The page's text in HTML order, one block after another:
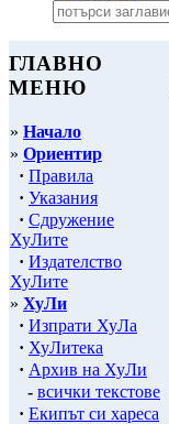
ГЛАВНО
МЕНЮ
» Начало
» Ориентир
· Правила
· Указания
· Сдружение
ХуЛите
· Издателство
ХуЛите
» ХуЛи
· Изпрати ХуЛа
· ХуЛитека
· Архив на ХуЛи
- всички текстове
· Екипът си хареса